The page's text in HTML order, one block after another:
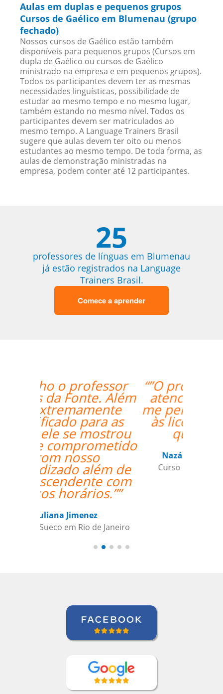
Aulas em duplas e pequenos grupos
Cursos de Gaélico em Blumenau (grupo
fechado)
Nossos cursos de Gaélico estão também
disponíveis para pequenos grupos (Cursos em
dupla de Gaélico ou cursos de Gaélico
ministrado na empresa e em pequenos grupos).
Todos os participantes devem ter as mesmas
necessidades linguísticas, possibilidade de
estudar ao mesmo tempo e no mesmo lugar,
também estando no mesmo nível. Todos os
participantes devem ser matriculados ao
mesmo tempo. A Language Trainers Brasil
sugere que aulas devem ter oito ou menos
estudantes ao mesmo tempo. De toda forma, as
aulas de demonstração ministradas na
empresa, podem conter até 12 participantes.
25
professores de línguas em Blumenau
já estão registrados na Language
Trainers Brasil.
Comece a aprender
“”O professor é muito
atencioso e o Skype
me permite ter acesso
às licões onde quer
que esteja.””
Nazário Ismael Meguigy
Curso de Árabe em Aracaju